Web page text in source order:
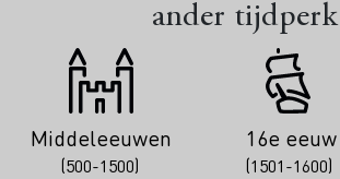
ander tijdperk
Middeleeuwen
(500-1500)
16e eeuw
(1501-1600)